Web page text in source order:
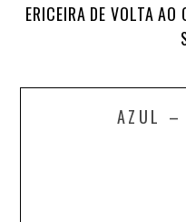
ERICEIRA DE VOLTA AO
AZUL –